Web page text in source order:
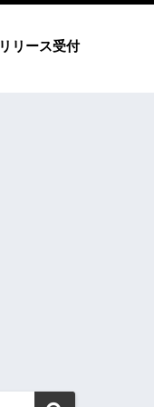
リース受付